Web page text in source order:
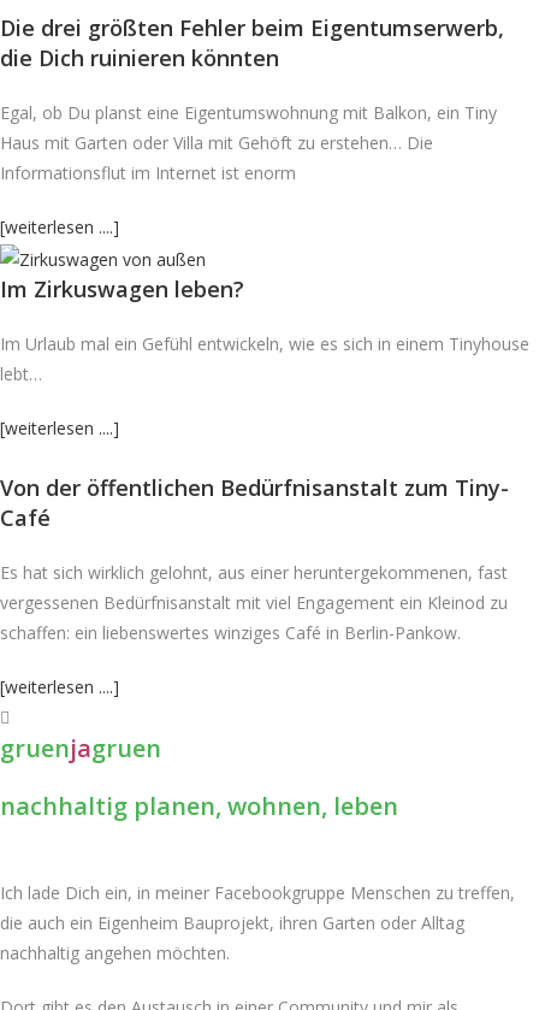
Die drei größten Fehler beim Eigentumserwerb,
die Dich ruinieren könnten
Egal, ob Du planst eine Eigentumswohnung mit Balkon, ein Tiny
Haus mit Garten oder Villa mit Gehöft zu erstehen… Die
Informationsflut im Internet ist enorm
[weiterlesen ....]
Im Zirkuswagen leben?
Im Urlaub mal ein Gefühl entwickeln, wie es sich in einem Tinyhouse
lebt…
[weiterlesen ....]
Von der öffentlichen Bedürfnisanstalt zum Tiny-
Café
Es hat sich wirklich gelohnt, aus einer heruntergekommenen, fast
vergessenen Bedürfnisanstalt mit viel Engagement ein Kleinod zu
schaffen: ein liebenswertes winziges Café in Berlin-Pankow.
[weiterlesen ....]
gruenjagruen
nachhaltig planen, wohnen, leben
Ich lade Dich ein, in meiner Facebookgruppe Menschen zu treffen,
die auch ein Eigenheim Bauprojekt, ihren Garten oder Alltag
nachhaltig angehen möchten.